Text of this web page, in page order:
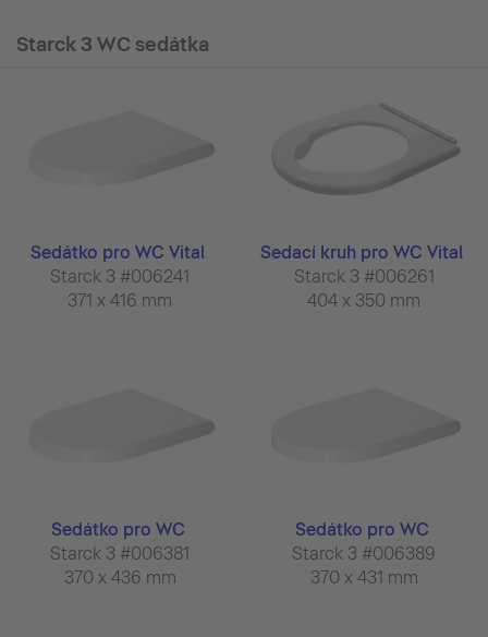
Starck 3 WC sedátka
Sedátko pro WC Vital
Starck 3 #006241
371 x 416 mm
Sedací kruh pro WC Vital
Starck 3 #006261
404 x 350 mm
Sedátko pro WC
Starck 3 #006381
370 x 436 mm
Sedátko pro WC
Starck 3 #006389
370 x 431 mm